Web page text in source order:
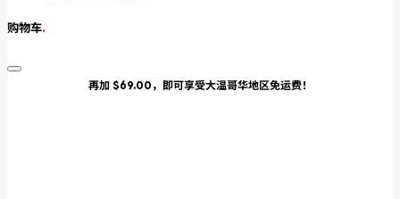
购物车.
再加 $69.00，即可享受大温哥华地区免运费！